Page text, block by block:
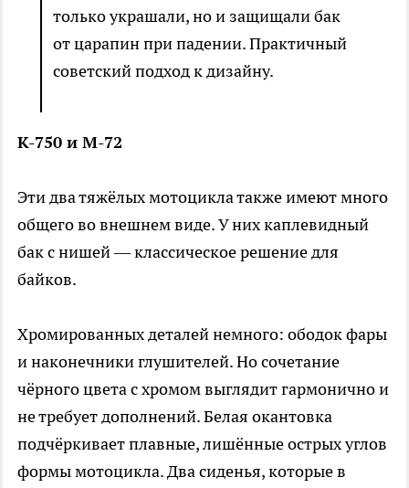
только украшали, но и защищали бак
от царапин при падении. Практичный
советский подход к дизайну.
К-750 и М-72
Эти два тяжёлых мотоцикла также имеют много
общего во внешнем виде. У них каплевидный
бак с нишей — классическое решение для
байков.
Хромированных деталей немного: ободок фары
и наконечники глушителей. Но сочетание
чёрного цвета с хромом выглядит гармонично и
не требует дополнений. Белая окантовка
подчёркивает плавные, лишённые острых углов
формы мотоцикла. Два сиденья, которые в